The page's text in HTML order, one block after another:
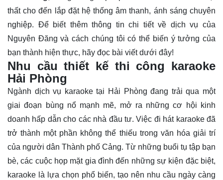
thất cho đến lắp đặt hệ thống âm thanh, ánh sáng chuyên
nghiệp. Để biết thêm thông tin chi tiết về dịch vụ của
Nguyên Đăng và cách chúng tôi có thể biến ý tưởng của
bạn thành hiện thực, hãy đọc bài viết dưới đây!
Nhu cầu thiết kế thi công karaoke
Hải Phòng
Ngành dịch vụ karaoke tại Hải Phòng đang trải qua một
giai đoạn bùng nổ mạnh mẽ, mở ra những cơ hội kinh
doanh hấp dẫn cho các nhà đầu tư. Việc đi hát karaoke đã
trở thành một phần không thể thiếu trong văn hóa giải trí
của người dân Thành phố Cảng. Từ những buổi tụ tập bạn
bè, các cuộc họp mặt gia đình đến những sự kiện đặc biệt,
karaoke là lựa chọn phổ biến, tạo nên nhu cầu ngày càng